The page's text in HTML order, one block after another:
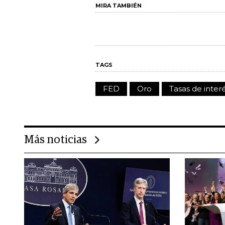
MIRA TAMBIÉN
TAGS
FED Oro Tasas de
Más noticias